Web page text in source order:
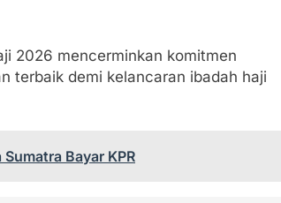
2026 mencerminkan komitmen
terbaik demi kelancaran ibadah haji
Bayar KPR